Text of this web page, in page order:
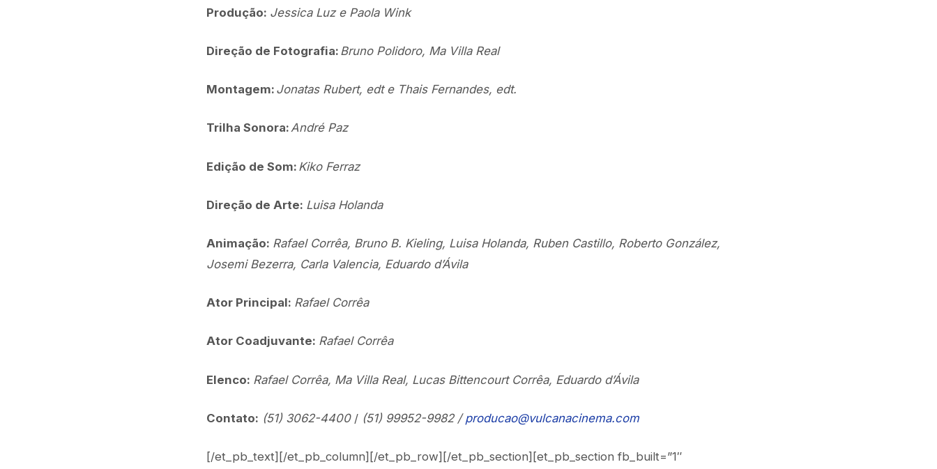
Produção: Jessica Luz e Paola Wink
Direção de Fotografia: Bruno Polidoro, Ma Villa Real
Montagem: Jonatas Rubert, edt e Thais Fernandes, edt.
Trilha Sonora:André Paz
Edição de Som: Kiko Ferraz
Direção de Arte: Luisa Holanda
Animação: Rafael Corrêa, Bruno B. Kieling, Luisa Holanda, Ruben Castillo, Roberto González,
Josemi Bezerra, Carla Valencia, Eduardo d’Ávila
Ator Principal: Rafael Corrêa
Ator Coadjuvante: Rafael Corrêa
Elenco: Rafael Corrêa, Ma Villa Real, Lucas Bittencourt Corrêa, Eduardo d’Ávila
Contato: (51) 3062-4400 / (51) 99952-9982 / producao@vulcanacinema.com
[/et_pb_text][/et_pb_column][/et_pb_row][/et_pb_section][et_pb_section fb_built=”1″